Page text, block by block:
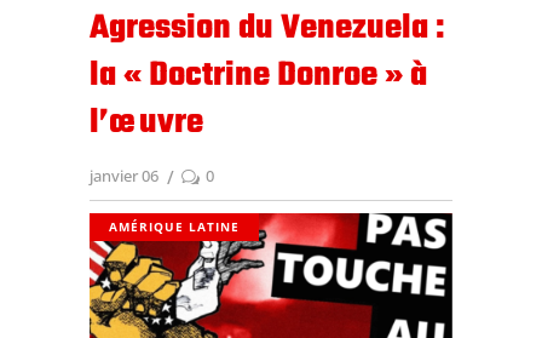
Agression du Venezuela :
la « Doctrine Donroe » à
l’œuvre
janvier 06 0
AMÉRIQUE LATINE